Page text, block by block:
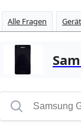
Alle Fragen